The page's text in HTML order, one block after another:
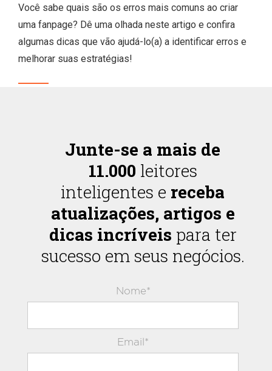
Você sabe quais são os erros mais comuns ao criar
uma fanpage? Dê uma olhada neste artigo e confira
algumas dicas que vão ajudá-lo(a) a identificar erros e
melhorar suas estratégias!
Junte-se a mais de
11.000 leitores
inteligentes e receba
atualizações, artigos e
dicas incríveis para ter
sucesso em seus negócios.
Nome*
Email*